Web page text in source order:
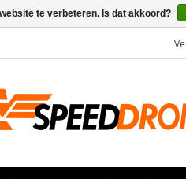
te verbeteren. Is dat akkoord?